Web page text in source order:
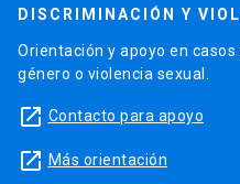
DISCRIMINACIÓN Y
Orientación y apoyo en
género o violencia sexual.
launch Contacto para apoyo
launch Más orientación